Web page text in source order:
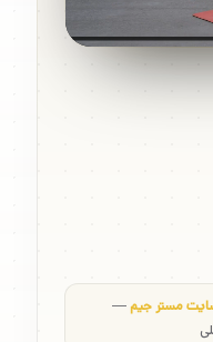
مستر جیم—